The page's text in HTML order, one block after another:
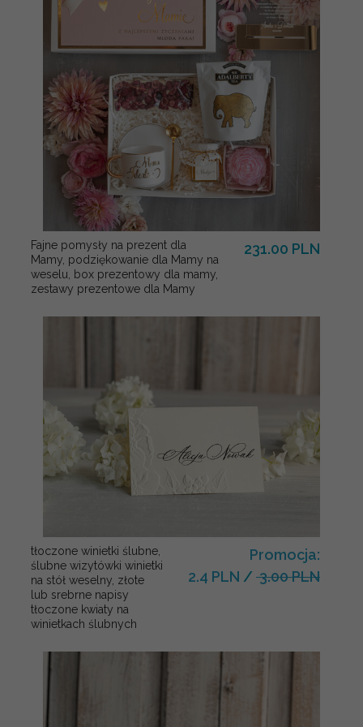
Fajne pomysły na prezent dla
Mamy, podziękowanie dla Mamy na
weselu, box prezentowy dla mamy,
zestawy prezentowe dla Mamy
231.00 PLN
tłoczone winietki ślubne,
ślubne wizytówki winietki
na stół weselny, złote
lub srebrne napisy
tłoczone kwiaty na
winietkach ślubnych
Promocja:
2.4 PLN / 3.00 PLN